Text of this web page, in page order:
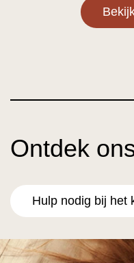
Ontdek
Hulp nodig bij het